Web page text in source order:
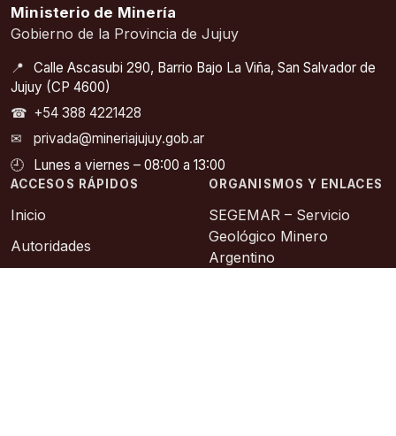
Ministerio de Minería
Gobierno de la Provincia de Jujuy
📍
Calle Ascasubi 290, Barrio Bajo La Viña, San Salvador de
Jujuy (CP 4600)
☎ +54 388 4221428
✉
privada@mineriajujuy.gob.ar
🕘
Lunes a viernes – 08:00 a 13:00
ACCESOS RÁPIDOS
Inicio
Autoridades
ORGANISMOS Y ENLACES
SEGEMAR – Servicio
Geológico Minero
Argentino